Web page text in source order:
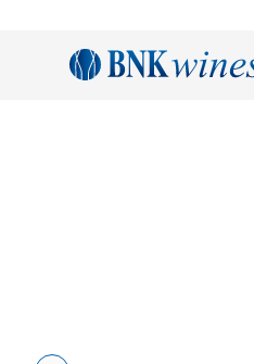
BNKWines.bg